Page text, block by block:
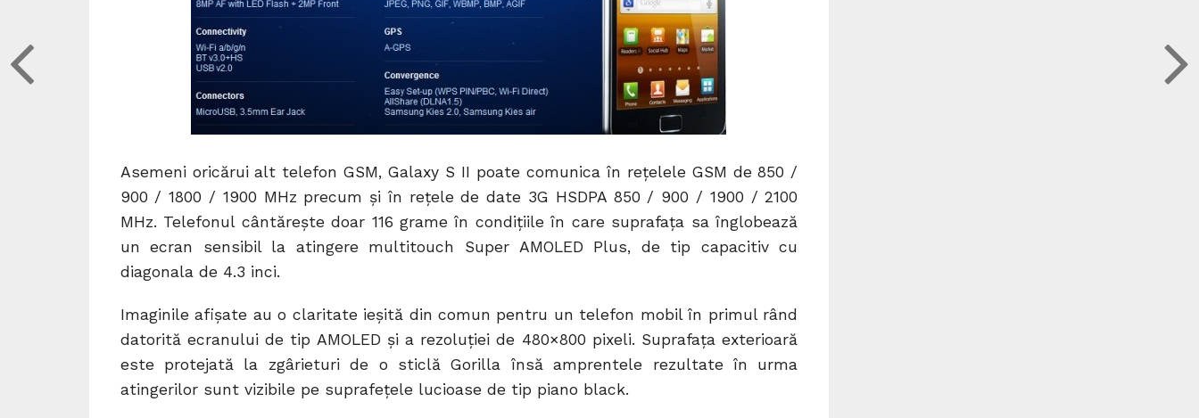
Asemeni oricărui alt telefon GSM, Galaxy S II poate comunica în rețelele GSM de 850 /
900 / 1800 / 1900 MHz precum și în rețele de date 3G HSDPA 850 / 900 / 1900 / 2100
MHz. Telefonul cântărește doar 116 grame în condițiile în care suprafața sa înglobează
un ecran sensibil la atingere multitouch Super AMOLED Plus, de tip capacitiv cu
diagonala de 4.3 inci.
Imaginile afișate au o claritate ieșită din comun pentru un telefon mobil în primul rând
datorită ecranului de tip AMOLED și a rezoluției de 480×800 pixeli. Suprafața exterioară
este protejată la zgârieturi de o sticlă Gorilla însă amprentele rezultate în urma
atingerilor sunt vizibile pe suprafețele lucioase de tip piano black.